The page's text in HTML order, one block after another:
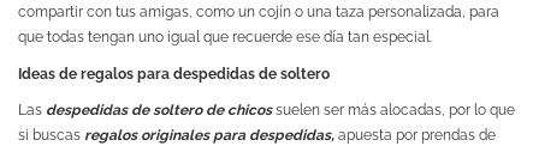
compartir con tus amigas, como un cojín o una taza personalizada, para
que todas tengan uno igual que recuerde ese día tan especial.
Ideas de regalos para despedidas de soltero
Las despedidas de soltero de chicossuelen ser más alocadas, por lo que
si buscas regalos originales para despedidas, apuesta por prendas de